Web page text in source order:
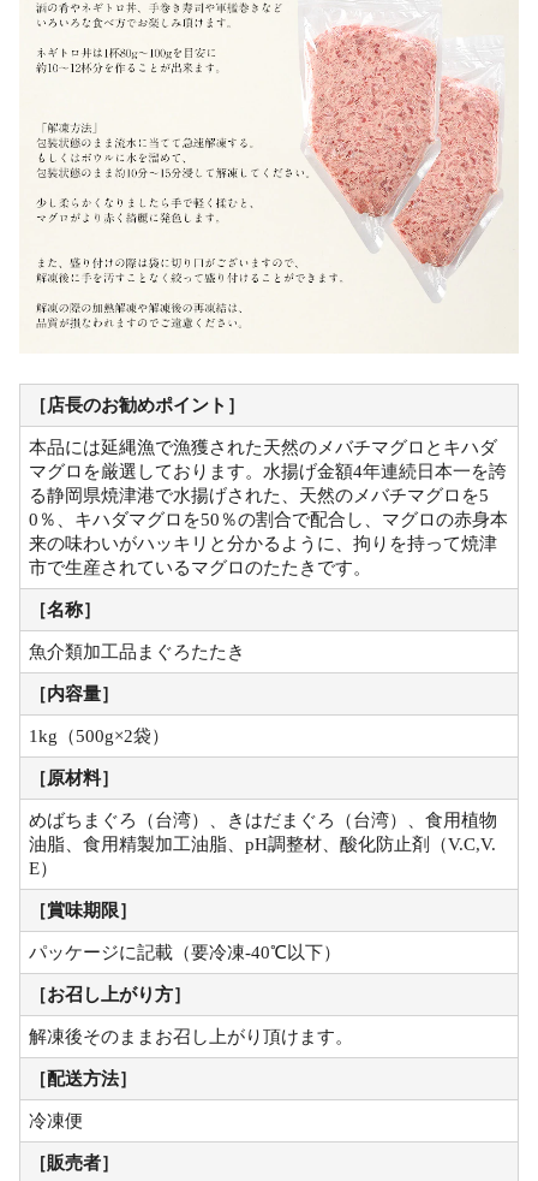
［店長のお勧めポイント］
本品には延縄漁で漁獲された天然のメバチマグロとキハダ
マグロを厳選しております。水揚げ金額4年連続日本一を誇
る静岡県焼津港で水揚げされた、天然のメバチマグロを5
0％、キハダマグロを50％の割合で配合し、マグロの赤身本
来の味わいがハッキリと分かるように、拘りを持って焼津
市で生産されているマグロのたたきです。
［名称］
魚介類加工品まぐろたたき
［内容量］
1kg（500g×2袋）
［原材料］
めばちまぐろ（台湾）、きはだまぐろ（台湾）、食用植物
油脂、食用精製加工油脂、pH調整材、酸化防止剤（V.C,V.
E）
［賞味期限］
パッケージに記載（要冷凍-40℃以下）
［お召し上がり方］
解凍後そのままお召し上がり頂けます。
［配送方法］
冷凍便
［販売者］